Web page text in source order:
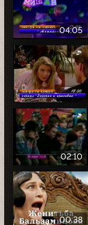
04:05
02:10
00:38